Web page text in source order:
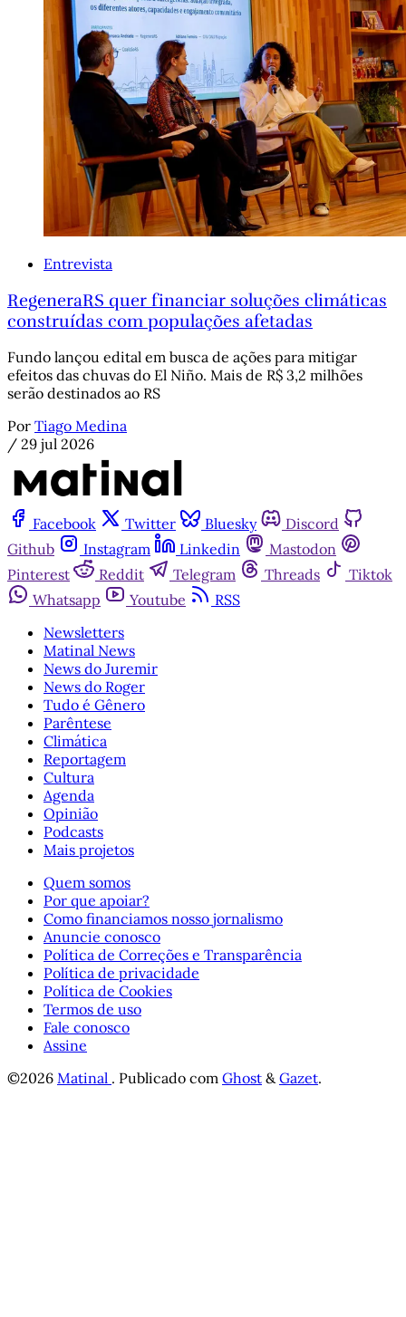
Entrevista
RegeneraRS quer financiar soluções climáticas
construídas com populações afetadas
Fundo lançou edital em busca de ações para mitigar
efeitos das chuvas do El Niño. Mais de R$ 3,2 milhões
serão destinados ao RS
Por Tiago Medina
/ 29 jul 2026
Facebook Twitter Bluesky
Discord
Github
Instagram Linkedin
Mastodon
Pinterest
Reddit Telegram Threads
Tiktok
Whatsapp
Youtube
RSS
Newsletters
Matinal News
News do Juremir
News do Roger
Tudo é Gênero
Parêntese
Climática
Reportagem
Cultura
Agenda
Opinião
Podcasts
Mais projetos
Quem somos
Por que apoiar?
Como financiamos nosso jornalismo
Anuncie conosco
Política de Correções e Transparência
Política de privacidade
Política de Cookies
Termos de uso
Fale conosco
Assine
©2026 Matinal . Publicado com Ghost &Gazet.